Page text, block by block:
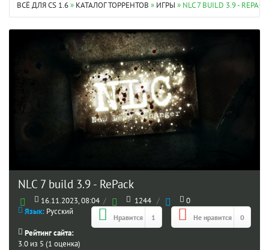
ВСЁ ДЛЯ CS 1.6» КАТАЛОГ ТОРРЕНТОВ » ИГРЫ » NLC 7 BUILD 3.9 -
NLC 7 build 3.9 - RePack
16.11.2023, 08:04 / 1244 / 0
Нравится 1 Не нравится 0
Язык: Русский
Рейтинг сайта:
3.0 из 5 (1 оценка)